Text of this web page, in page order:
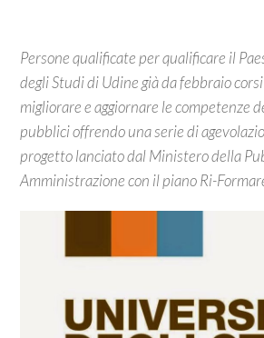
Persone qualificate per qualificare il
degli Studi di Udine già da febbraio
migliorare e aggiornare le competenze
pubblici offrendo una serie di
progetto lanciato dal Ministero della
Amministrazione con il piano Ri-